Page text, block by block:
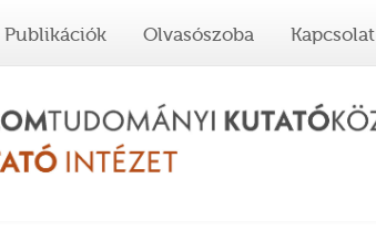
Publikációk Olvasószoba Kapcsolat